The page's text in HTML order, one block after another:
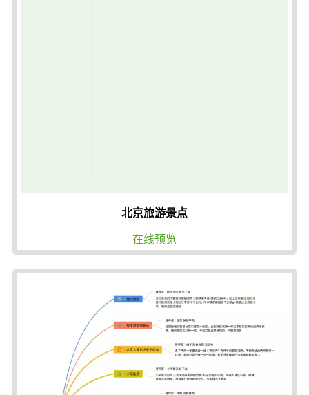
北京旅游景点
在线预览